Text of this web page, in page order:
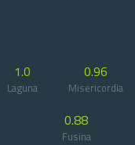
1.0
Laguna
0.96
Misericordia
0.88
Fusina